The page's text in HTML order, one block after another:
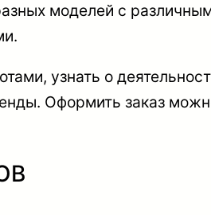
моделей с
узнать о
Оформить заказ